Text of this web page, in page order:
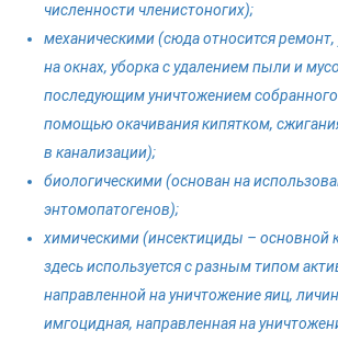
численности членистоногих);
механическими (сюда относится ремонт,
на окнах, уборка с удалением пыли и
последующим уничтожением собранного
помощью окачивания кипятком,
в канализации);
биологическими (основан на
энтомопатогенов);
химическими (инсектициды – основной
здесь используется с разным типом
направленной на уничтожение яиц,
имгоцидная, направленная на